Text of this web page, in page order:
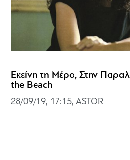
Εκείνη τη Μέρα, Στην
the Beach
28/09/19, 17:15, ASTOR